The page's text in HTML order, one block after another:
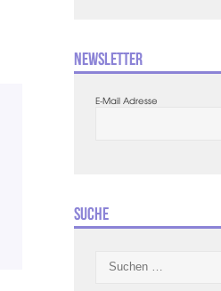
Newsletter
E-Mail Adresse
Suche
nach: